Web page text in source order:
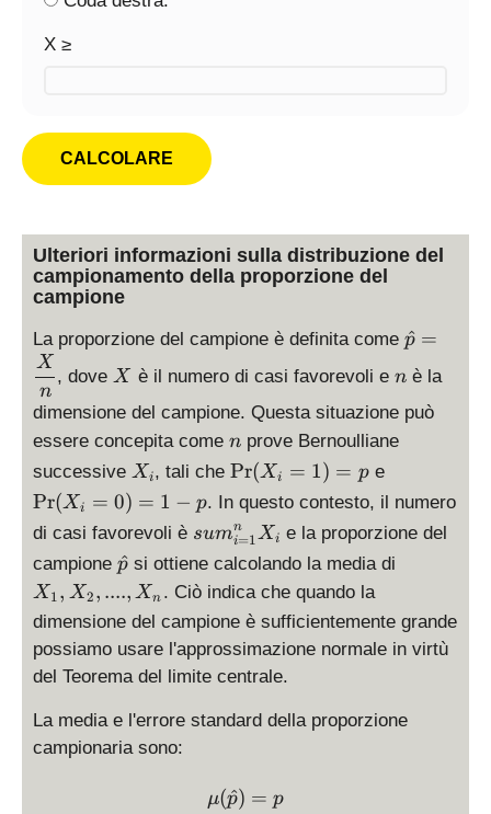
X ≥
Ulteriori informazioni sulla distribuzione del
campionamento della proporzione del
campione
La proporzione del campione è definita come \
is
p
yl
e
t
p
fr
p
^ =
n
X
, doveX
X è il numero di casi favorevoli e nè la
dimensione del campione. Questa situazione può
essere concepita come n
n prove Bernoulliane
successive X
Xi, tali che\
P
r(
X
_i
=
1
=
p
Pr(Xi = 1) = pe\
P
X
_i
0
=
p
Pr(Xi = 0) = 1 − p. In questo contesto, il numero
di casi favorevoli è \
di
s
pl
a
y
st
e
m
sumi=1
n Xi e la proporzione del
campione \
t
p
p
^ si ottiene calcolando la media di
X
,
X1, X2, ...., Xn . Ciò indica che quando la
dimensione del campione è sufficientemente grande
possiamo usare l'approssimazione normale in virtù
del Teorema del limite centrale.
La media e l'errore standard della proporzione
campionaria sono:
\mu (\hat p) = p
μ(p
^) = p